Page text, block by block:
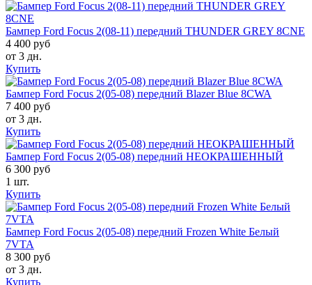
Бампер Ford Focus 2(08-11) передний THUNDER GREY 8CNE
4 400 руб
от 3 дн.
Купить
Бампер Ford Focus 2(05-08) передний Blazer Blue 8CWA
7 400 руб
от 3 дн.
Купить
Бампер Ford Focus 2(05-08) передний НЕОКРАШЕННЫЙ
6 300 руб
1 шт.
Купить
Бампер Ford Focus 2(05-08) передний Frozen White Белый
7VTA
8 300 руб
от 3 дн.
Купить